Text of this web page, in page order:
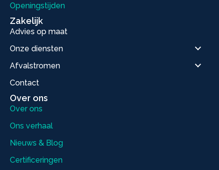
Openingstijden
Zakelijk
Advies op maat
Onze diensten
Afvalstromen
Contact
Over ons
Over ons
Ons verhaal
Nieuws & Blog
Certificeringen